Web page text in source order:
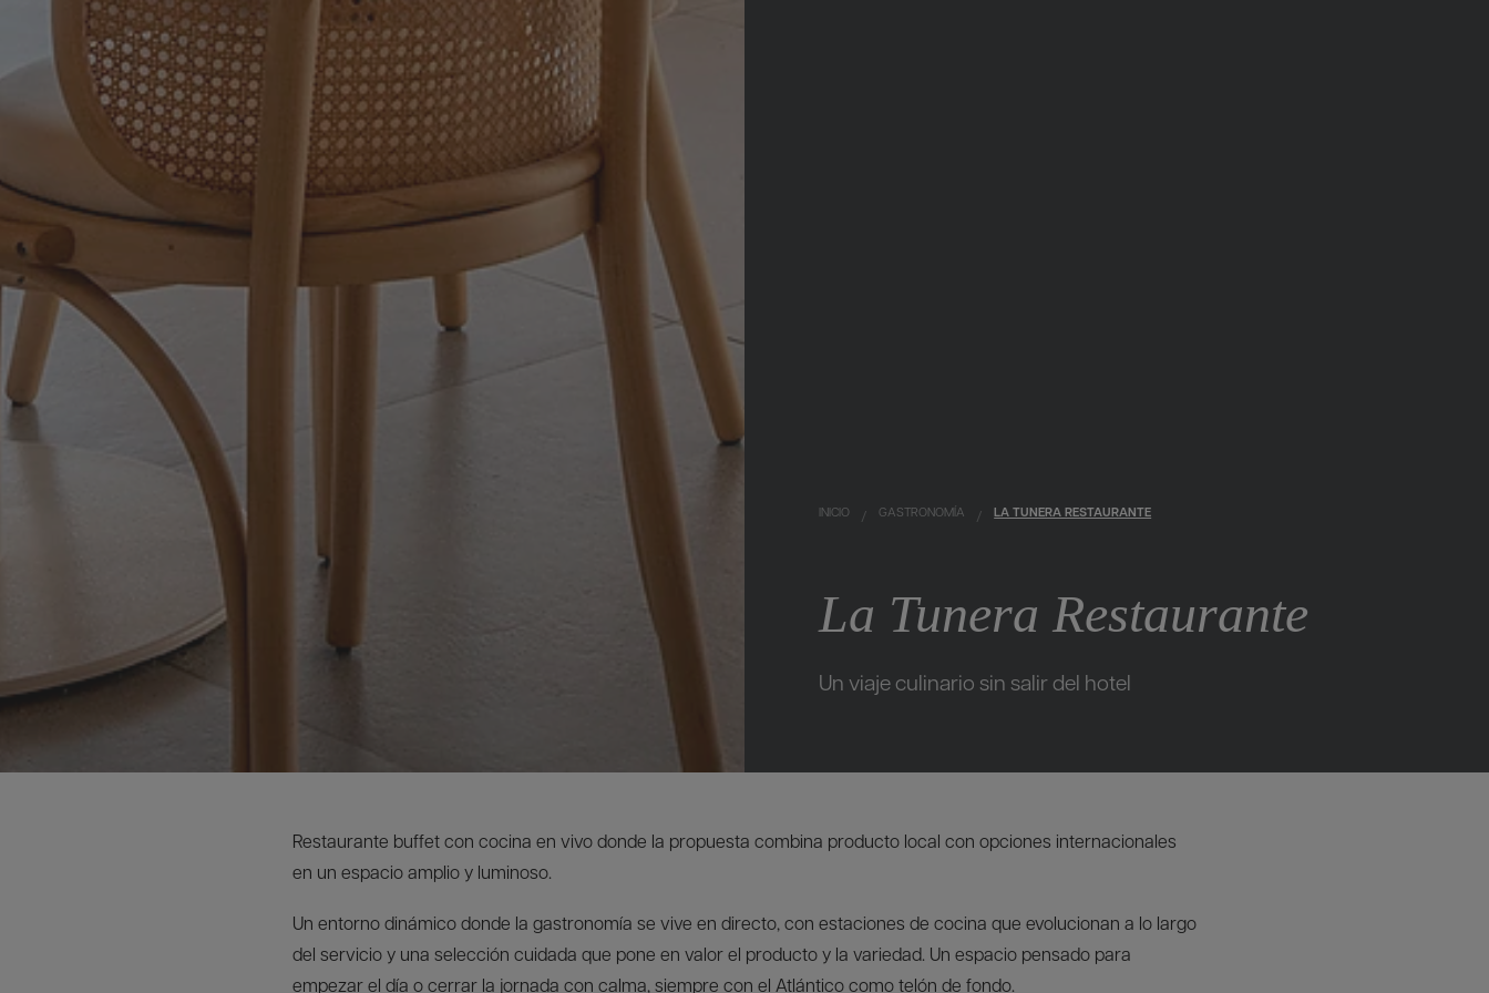
INICIO GASTRONOMÍA LA TUNERA RESTAURANTE
La Tunera Restaurante
Un viaje culinario sin salir del hotel
Restaurante buffet con cocina en vivo donde la propuesta combina producto local con opciones internacionales
en un espacio amplio y luminoso.
Un entorno dinámico donde la gastronomía se vive en directo, con estaciones de cocina que evolucionan a lo largo
del servicio y una selección cuidada que pone en valor el producto y la variedad. Un espacio pensado para
empezar el día o cerrar la jornada con calma, siempre con el Atlántico como telón de fondo.